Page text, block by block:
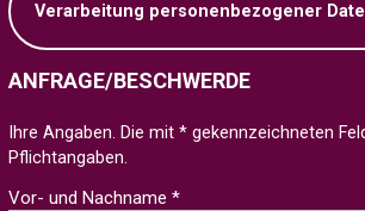
Verarbeitung personenbezogener
ANFRAGE/BESCHWERDE
Ihre Angaben. Die mit * gekennzeichneten
Pflichtangaben.
Vor- und Nachname *